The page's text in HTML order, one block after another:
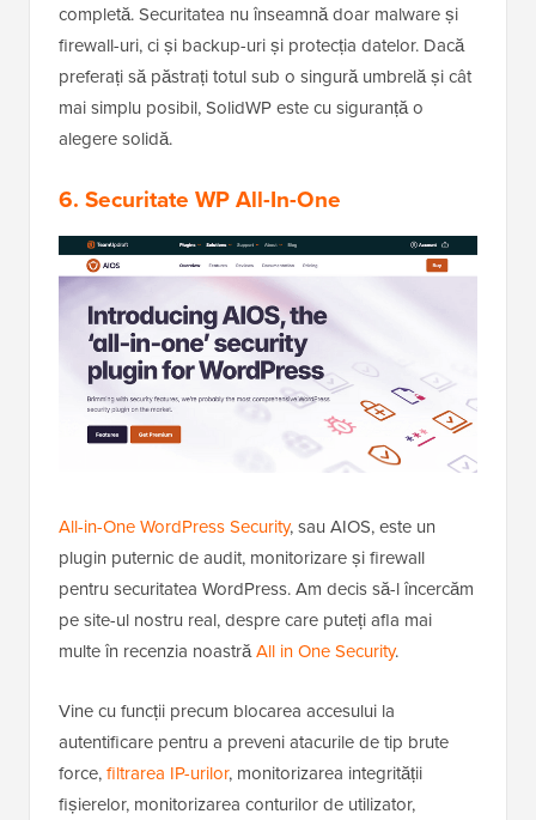
completă. Securitatea nu înseamnă doar malware și
firewall-uri, ci și backup-uri și protecția datelor. Dacă
preferați să păstrați totul sub o singură umbrelă și cât
mai simplu posibil, SolidWP este cu siguranță o
alegere solidă.
6. Securitate WP All-In-One
All-in-One WordPress Security, sau AIOS, este un
plugin puternic de audit, monitorizare și firewall
pentru securitatea WordPress. Am decis să-l încercăm
pe site-ul nostru real, despre care puteți afla mai
multe în recenzia noastrăAll in One Security.
Vine cu funcții precum blocarea accesului la
autentificare pentru a preveni atacurile de tip brute
force,filtrarea IP-urilor, monitorizarea integrității
fișierelor, monitorizarea conturilor de utilizator,